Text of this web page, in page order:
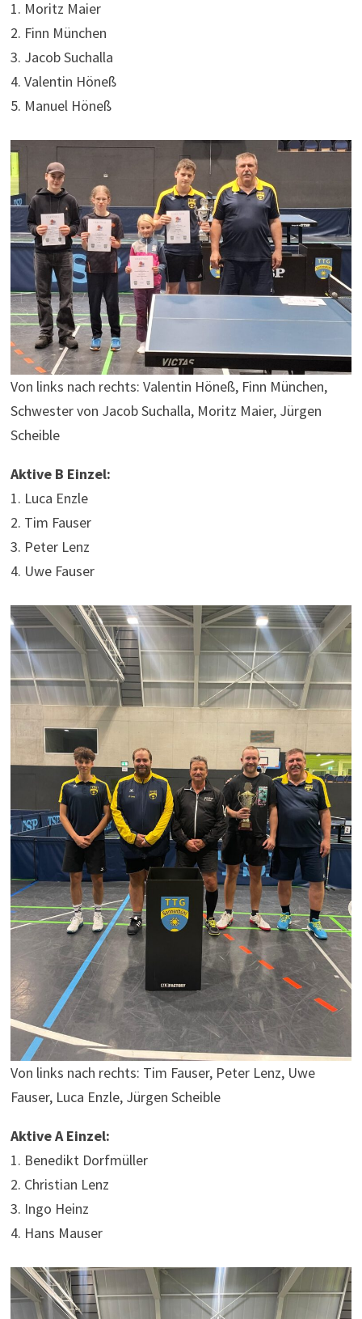
1. Moritz Maier
2. Finn München
3. Jacob Suchalla
4. Valentin Höneß
5. Manuel Höneß
Von links nach rechts: Valentin Höneß, Finn München,
Schwester von Jacob Suchalla, Moritz Maier, Jürgen
Scheible
Aktive B Einzel:
1. Luca Enzle
2. Tim Fauser
3. Peter Lenz
4. Uwe Fauser
Von links nach rechts: Tim Fauser, Peter Lenz, Uwe
Fauser, Luca Enzle, Jürgen Scheible
Aktive A Einzel:
1. Benedikt Dorfmüller
2. Christian Lenz
3. Ingo Heinz
4. Hans Mauser